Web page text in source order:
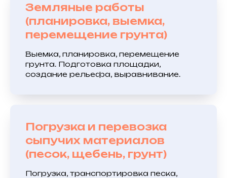
Земляные работы
(планировка, выемка,
перемещение грунта)
Выемка, планировка, перемещение
грунта. Подготовка площадки,
создание рельефа, выравнивание.
Погрузка и перевозка
сыпучих материалов
(песок, щебень, грунт)
Погрузка, транспортировка песка,